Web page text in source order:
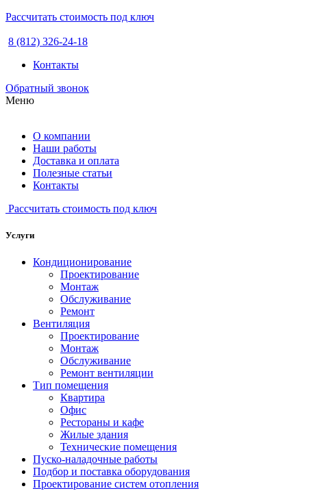
Рассчитать стоимость под ключ
8 (812) 326-24-18
Контакты
Обратный звонок
Меню
О компании
Наши работы
Доставка и оплата
Полезные статьи
Контакты
Рассчитать стоимость под ключ
Услуги
Кондиционирование
Проектирование
Монтаж
Обслуживание
Ремонт
Вентиляция
Проектирование
Монтаж
Обслуживание
Ремонт вентиляции
Тип помещения
Квартира
Офис
Рестораны и кафе
Жилые здания
Технические помещения
Пуско-наладочные работы
Подбор и поставка оборудования
Проектирование систем отопления